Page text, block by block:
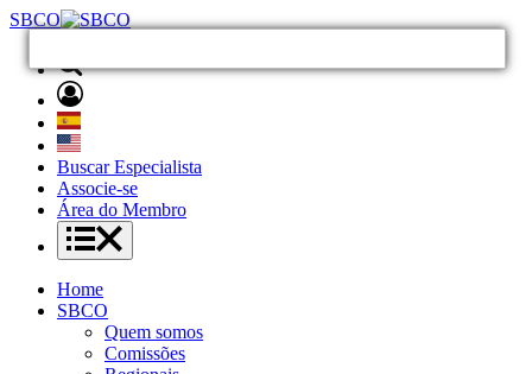
SBCO
Buscar Especialista
Associe-se
Área do Membro
Home
SBCO
Quem somos
Comissões